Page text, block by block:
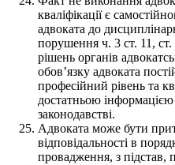
кваліфікації є
адвоката до
порушення ч. 3 ст. 11,
рішень органів
обов’язку адвоката
професійний рівень та
достатньою
законодавстві.
Адвоката може бути
відповідальності в
провадження, з підстав,